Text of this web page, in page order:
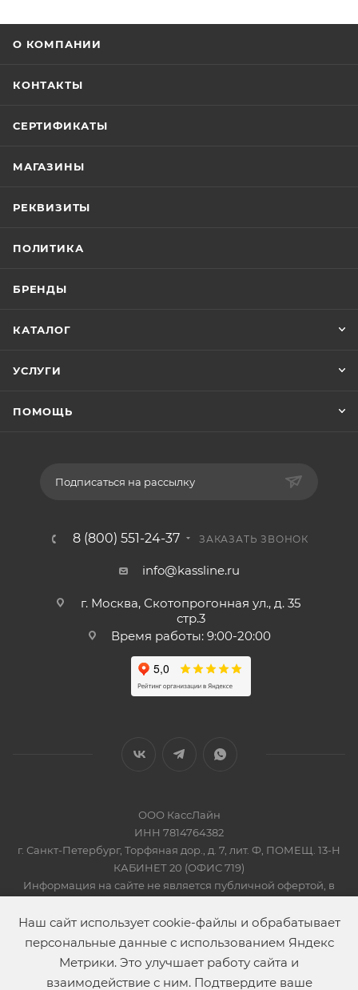
О КОМПАНИИ
КОНТАКТЫ
СЕРТИФИКАТЫ
МАГАЗИНЫ
РЕКВИЗИТЫ
ПОЛИТИКА
БРЕНДЫ
КАТАЛОГ
УСЛУГИ
ПОМОЩЬ
Подписаться на рассылку
8 (800) 551-24-37 ЗАКАЗАТЬ ЗВОНОК
info@kassline.ru
г. Москва, Скотопрогонная ул., д. 35
стр.3
Время работы: 9:00-20:00
ООО КассЛайн
ИНН 7814764382
г. Санкт-Петербург, Торфяная дор., д. 7, лит. Ф, ПОМЕЩ. 13-Н
КАБИНЕТ 20 (ОФИС 719)
Информация на сайте не является публичной офертой, в
2019-2026 © КАССЛАЙН
Наш сайт использует cookie-файлы и обрабатывает
персональные данные с использованием Яндекс
Метрики. Это улучшает работу сайта и
взаимодействие с ним. Подтвердите ваше